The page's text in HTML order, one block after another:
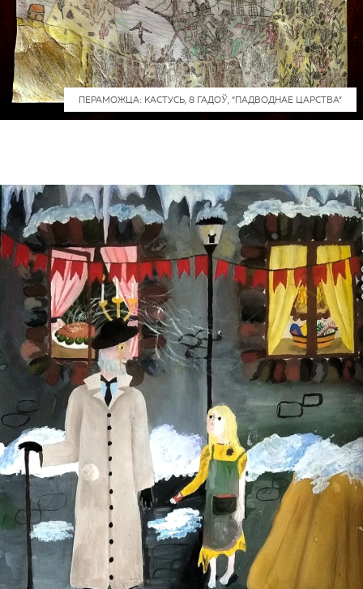
ПЕРАМОЖЦА: КАСТУСЬ, 8 ГАДОЎ, “ПАДВОДНАЕ ЦАРСТВА”